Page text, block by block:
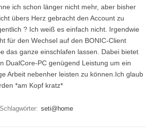
ich schon länger nicht mehr, aber bisher
übers Herz gebracht den Account zu
? Ich weiß es einfach nicht. Irgendwie
für den Wechsel auf den BONIC-Client
das ganze einschlafen lassen. Dabei bietet
DualCore-PC genügend Leistung um ein
Arbeit nebenher leisten zu können.Ich glaub
*am Kopf kratz*
Schlagwörter: seti@home